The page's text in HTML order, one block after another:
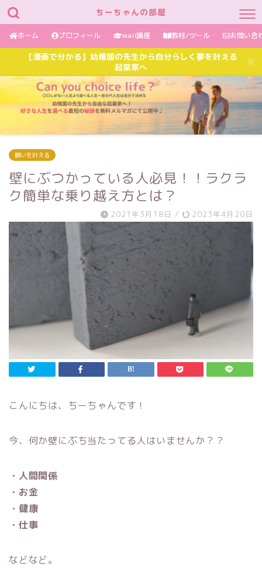
ちーちゃんの部屋
ホーム プロフィール mail講座 教材/ツール お問い合
【漫画で分かる】幼稚園の先生から自分らしく夢を叶える
起業家へ
願いを叶える
壁にぶつかっている人必見！！ラクラ
ク簡単な乗り越え方とは？
2021年3月18日 / 2023年4月20日
こんにちは、ちーちゃんです！
今、何か壁にぶち当たってる人はいませんか？？
・人間関係
・お金
・健康
・仕事
などなど。